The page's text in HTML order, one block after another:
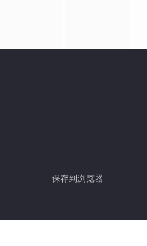
保存到浏览器